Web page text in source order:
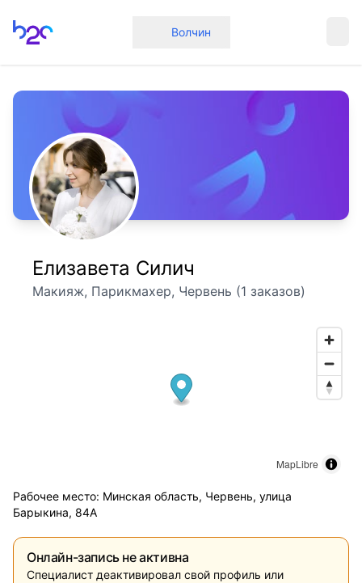
Главная Волчин
Елизавета Силич
Макияж, Парикмахер, Червень (1 заказов)
MapLibre
Рабочее место: Минская область, Червень, улица
Барыкина, 84А
Онлайн-запись не активна
Специалист деактивировал свой профиль или